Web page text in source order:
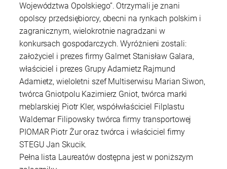
Województwa Opolskiego”. Otrzymali je znani
opolscy przedsiębiorcy, obecni na rynkach polskim i
zagranicznym, wielokrotnie nagradzani w
konkursach gospodarczych. Wyróżnieni zostali:
założyciel i prezes firmy Galmet Stanisław Galara,
właściciel i prezes Grupy Adamietz Rajmund
Adamietz, wieloletni szef Multiserwisu Marian Siwon,
twórca Gniotpolu Kazimierz Gniot, twórca marki
meblarskiej Piotr Kler, współwłaściciel Filplastu
Waldemar Filipowsky twórca firmy transportowej
PIOMAR Piotr Żur oraz twórca i właściciel firmy
STEGU Jan Skucik.
Pełna lista Laureatów dostępna jest w poniższym